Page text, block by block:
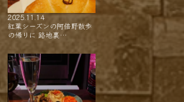
2025.11.14
紅葉シーズンの阿倍野散歩
の帰りに 路地裏…